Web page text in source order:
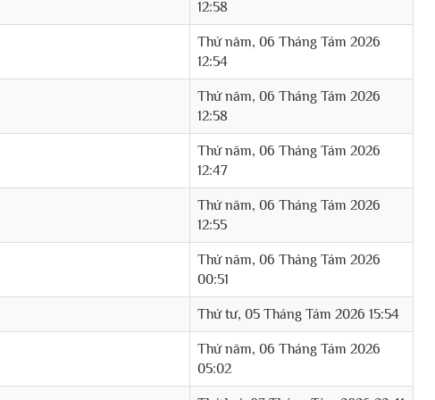
12:58
Thứ năm, 06 Tháng Tám 2026
12:54
Thứ năm, 06 Tháng Tám 2026
12:58
Thứ năm, 06 Tháng Tám 2026
12:47
Thứ năm, 06 Tháng Tám 2026
12:55
Thứ năm, 06 Tháng Tám 2026
00:51
Thứ tư, 05 Tháng Tám 2026 15:54
Thứ năm, 06 Tháng Tám 2026
05:02